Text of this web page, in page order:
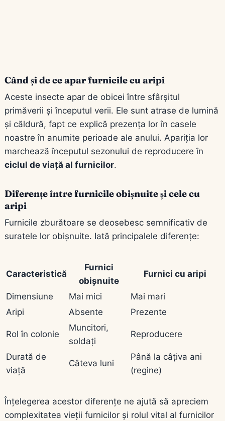
Când și de ce apar furnicile cu aripi
Aceste insecte apar de obicei între sfârșitul
primăverii și începutul verii. Ele sunt atrase de lumină
și căldură, fapt ce explică prezența lor în casele
noastre în anumite perioade ale anului. Apariția lor
marchează începutul sezonului de reproducere în
ciclul de viață al furnicilor.
Diferențe între furnicile obișnuite și cele cu
aripi
Furnicile zburătoare se deosebesc semnificativ de
suratele lor obișnuite. Iată principalele diferențe:
Caracteristică
Furnici
obișnuite
Furnici cu aripi
Dimensiune Mai mici
Mai mari
Aripi
Absente Prezente
Rol în colonie
Muncitori,
soldați
Reproducere
Durată de
viață
Câteva luni
Până la câțiva ani
(regine)
Înțelegerea acestor diferențe ne ajută să apreciem
complexitatea vieții furnicilor și rolul vital al furnicilor